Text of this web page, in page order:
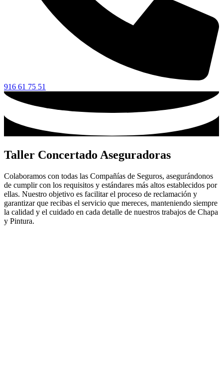
916 61 75 51
Taller Concertado Aseguradoras
Colaboramos con todas las Compañías de Seguros, asegurándonos
de cumplir con los requisitos y estándares más altos establecidos por
ellas. Nuestro objetivo es facilitar el proceso de reclamación y
garantizar que recibas el servicio que mereces, manteniendo siempre
la calidad y el cuidado en cada detalle de nuestros trabajos de Chapa
y Pintura.